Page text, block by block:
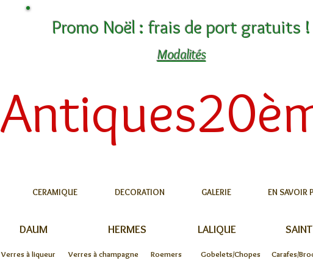
Promo Noël : frais de port gratuits !
Modalités
CERAMIQUE DECORATION GALERIE EN SAVOIR
DAUM HERMES LALIQUE
Verres à liqueur Verres à champagne Roemers Gobelets/Chopes Carafes/